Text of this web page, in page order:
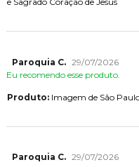
Paroquia C. 29/07/2026
Eu recomendo esse produto.
Produto:Imagem de São
Paroquia C. 29/07/2026